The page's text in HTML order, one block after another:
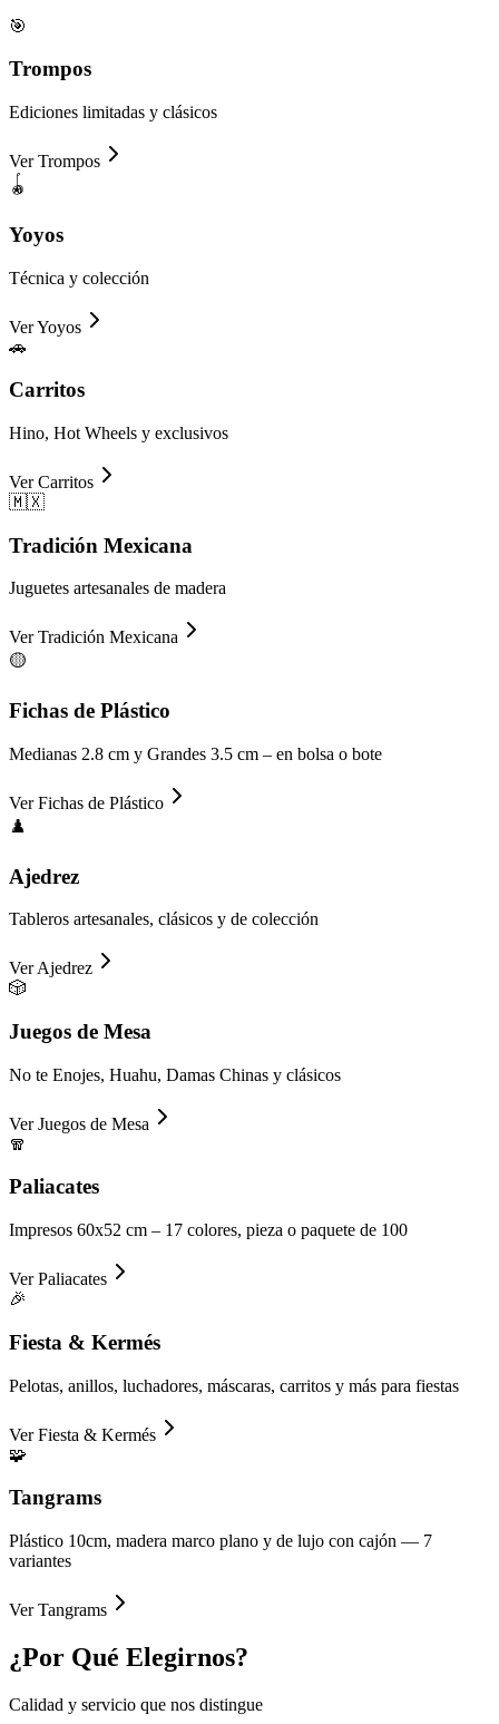
🎯
Trompos
Ediciones limitadas y clásicos
VerTrompos
🪀
Yoyos
Técnica y colección
VerYoyos
🚗
Carritos
Hino, Hot Wheels y exclusivos
VerCarritos
🇲🇽
Tradición Mexicana
Juguetes artesanales de madera
VerTradición Mexicana
🟡
Fichas de Plástico
Medianas 2.8 cm y Grandes 3.5 cm – en bolsa o bote
VerFichas de Plástico
♟️
Ajedrez
Tableros artesanales, clásicos y de colección
VerAjedrez
🎲
Juegos de Mesa
No te Enojes, Huahu, Damas Chinas y clásicos
VerJuegos de Mesa
🧣
Paliacates
Impresos 60x52 cm – 17 colores, pieza o paquete de 100
VerPaliacates
🎉
Fiesta & Kermés
Pelotas, anillos, luchadores, máscaras, carritos y más para fiestas
VerFiesta & Kermés
🧩
Tangrams
Plástico 10cm, madera marco plano y de lujo con cajón — 7
variantes
VerTangrams
¿Por Qué Elegirnos?
Calidad y servicio que nos distingue